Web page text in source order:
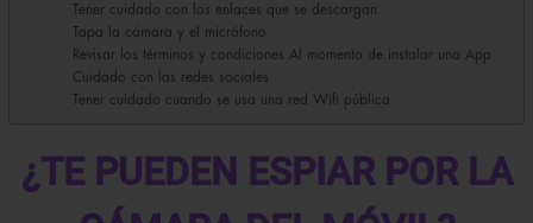
Tener cuidado con los enlaces que se descargan
Tapa la cámara y el micrófono
Revisar los términos y condiciones Al momento de instalar una App
Cuidado con las redes sociales
Tener cuidado cuando se usa una red Wifi pública
¿TE PUEDEN ESPIAR POR LA